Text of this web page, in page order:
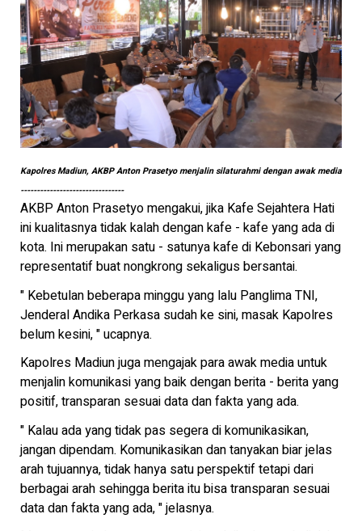
Kapolres Madiun, AKBP Anton Prasetyo menjalin silaturahmi dengan awak media
--------------------------------
AKBP Anton Prasetyo mengakui, jika Kafe Sejahtera Hati
ini kualitasnya tidak kalah dengan kafe - kafe yang ada di
kota. Ini merupakan satu - satunya kafe di Kebonsari yang
representatif buat nongkrong sekaligus bersantai.
" Kebetulan beberapa minggu yang lalu Panglima TNI,
Jenderal Andika Perkasa sudah ke sini, masak Kapolres
belum kesini, " ucapnya.
Kapolres Madiun juga mengajak para awak media untuk
menjalin komunikasi yang baik dengan berita - berita yang
positif, transparan sesuai data dan fakta yang ada.
" Kalau ada yang tidak pas segera di komunikasikan,
jangan dipendam. Komunikasikan dan tanyakan biar jelas
arah tujuannya, tidak hanya satu perspektif tetapi dari
berbagai arah sehingga berita itu bisa transparan sesuai
data dan fakta yang ada, " jelasnya.